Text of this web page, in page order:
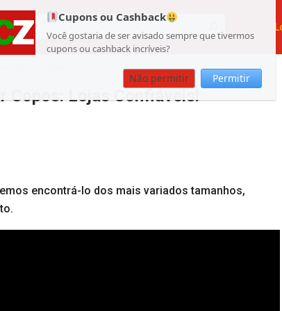
Cupons ou Cashback
Você gostaria de ser avisado sempre que tivermos
cupons ou cashback incríveis?
Não permitir Permitir
Lojas Confiáveis!
Copos: Lojas Confiáveis!
encontrá-lo dos mais variados tamanhos,